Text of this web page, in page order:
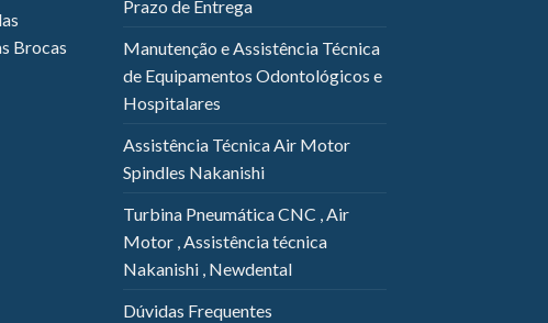
Brocas
Prazo de Entrega
Manutenção e Assistência Técnica
de Equipamentos Odontológicos e
Hospitalares
Assistência Técnica Air Motor
Spindles Nakanishi
Turbina Pneumática CNC , Air
Motor , Assistência técnica
Nakanishi , Newdental
Dúvidas Frequentes